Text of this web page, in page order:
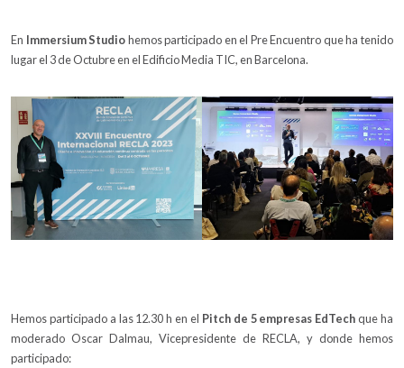
En Immersium Studiohemos participado en el Pre Encuentro que ha tenido
lugar el 3 de Octubre en el Edificio Media TIC, en Barcelona.
Hemos participado a las 12.30 h en el Pitch de 5 empresas EdTechque ha
moderado Oscar Dalmau, Vicepresidente de RECLA, y donde hemos
participado: